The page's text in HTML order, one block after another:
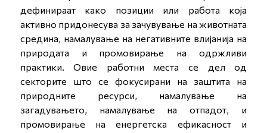
дефинираат како позиции или работа која
активно придонесува за зачувување на животната
средина, намалување на негативните влијанија на
природата и промовирање на одржливи
практики. Овие работни места се дел од
секторите што се фокусирани на заштита на
природните ресурси, намалување на
загадувањето, намалување на отпадот, и
промовирање на енергетска ефикасност и